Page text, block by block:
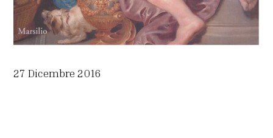
27 Dicembre 2016